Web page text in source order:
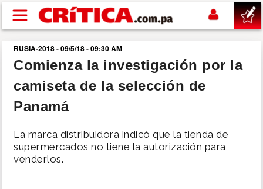
Pasar al contenido principal
buscar
SUCESOS
POLÍTICA
RUSIA-2018 - 09/5/18 - 09:30 AM
Comienza la investigación por la
camiseta de la selección de
Panamá
La marca distribuidora indicó que la tienda de
supermercados no tiene la autorización para
venderlos.